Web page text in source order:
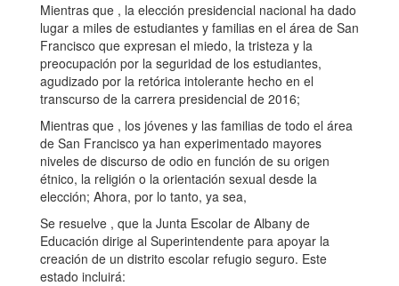
Mientras que , la elección presidencial nacional ha dado
lugar a miles de estudiantes y familias en el área de San
Francisco que expresan el miedo, la tristeza y la
preocupación por la seguridad de los estudiantes,
agudizado por la retórica intolerante hecho en el
transcurso de la carrera presidencial de 2016;
Mientras que , los jóvenes y las familias de todo el área
de San Francisco ya han experimentado mayores
niveles de discurso de odio en función de su origen
étnico, la religión o la orientación sexual desde la
elección; Ahora, por lo tanto, ya sea,
Se resuelve , que la Junta Escolar de Albany de
Educación dirige al Superintendente para apoyar la
creación de un distrito escolar refugio seguro. Este
estado incluirá: